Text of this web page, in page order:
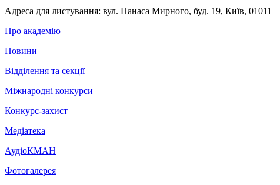
Адреса для листування: вул. Панаса Мирного, буд. 19, Київ, 01011
Про академію
Новини
Відділення та секції
Міжнародні конкурси
Конкурс-захист
Медіатека
АудіоКМАН
Фотогалерея